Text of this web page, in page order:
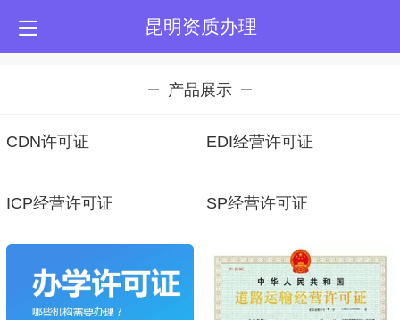
昆明资质办理
产品展示
CDN许可证 EDI经营许可证
ICP经营许可证 SP经营许可证